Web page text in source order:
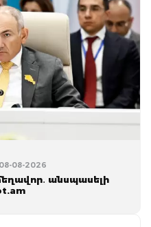
08-2026
անսպասելի